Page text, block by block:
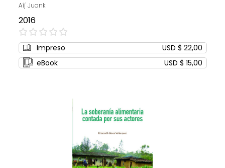
Aíj' Juank
2016
0%
Impreso
USD $ 22,00
eBook
USD $ 15,00